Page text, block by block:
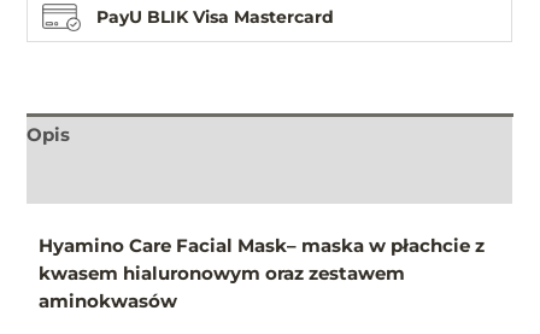
PayU BLIK Visa Mastercard
Opis
Hyamino Care Facial Mask– maska w płachcie z
kwasem hialuronowym oraz zestawem
aminokwasów